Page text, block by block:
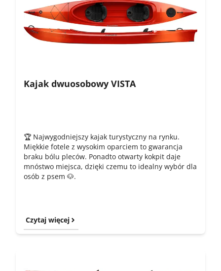
Kajak dwuosobowy VISTA
🏆 Najwygodniejszy kajak turystyczny na rynku.
Miękkie fotele z wysokim oparciem to gwarancja
braku bólu pleców. Ponadto otwarty kokpit daje
mnóstwo miejsca, dzięki czemu to idealny wybór dla
osób z psem 🐶.
Czytaj więcej